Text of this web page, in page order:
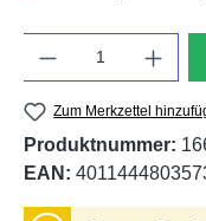
Zum Merkzettel
Produktnummer:
EAN: